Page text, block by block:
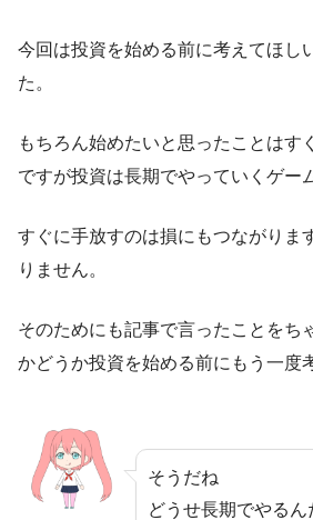
今回は投資を始める前に考えてほし
た。
もちろん始めたいと思ったことはす
ですが投資は長期でやっていくゲー
すぐに手放すのは損にもつながりま
りません。
そのためにも記事で言ったことをち
かどうか投資を始める前にもう一度
そうだね
どうせ長期でやる